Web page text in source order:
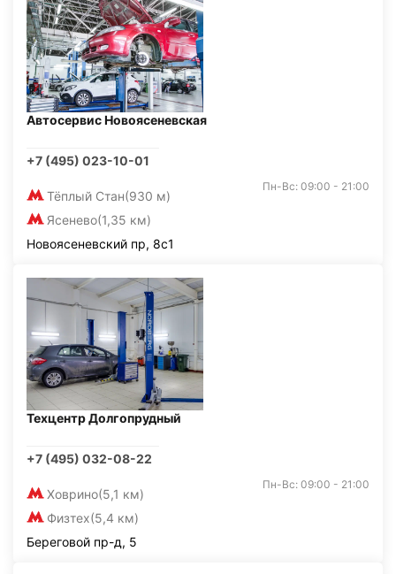
Автосервис Новоясеневская
+7 (495) 023-10-01
Тёплый Стан(930 м)
Ясенево(1,35 км)
Пн-Вс: 09:00 - 21:00
Новоясеневский пр, 8с1
Техцентр Долгопрудный
+7 (495) 032-08-22
Ховрино(5,1 км)
Физтех(5,4 км)
Пн-Вс: 09:00 - 21:00
Береговой пр-д, 5